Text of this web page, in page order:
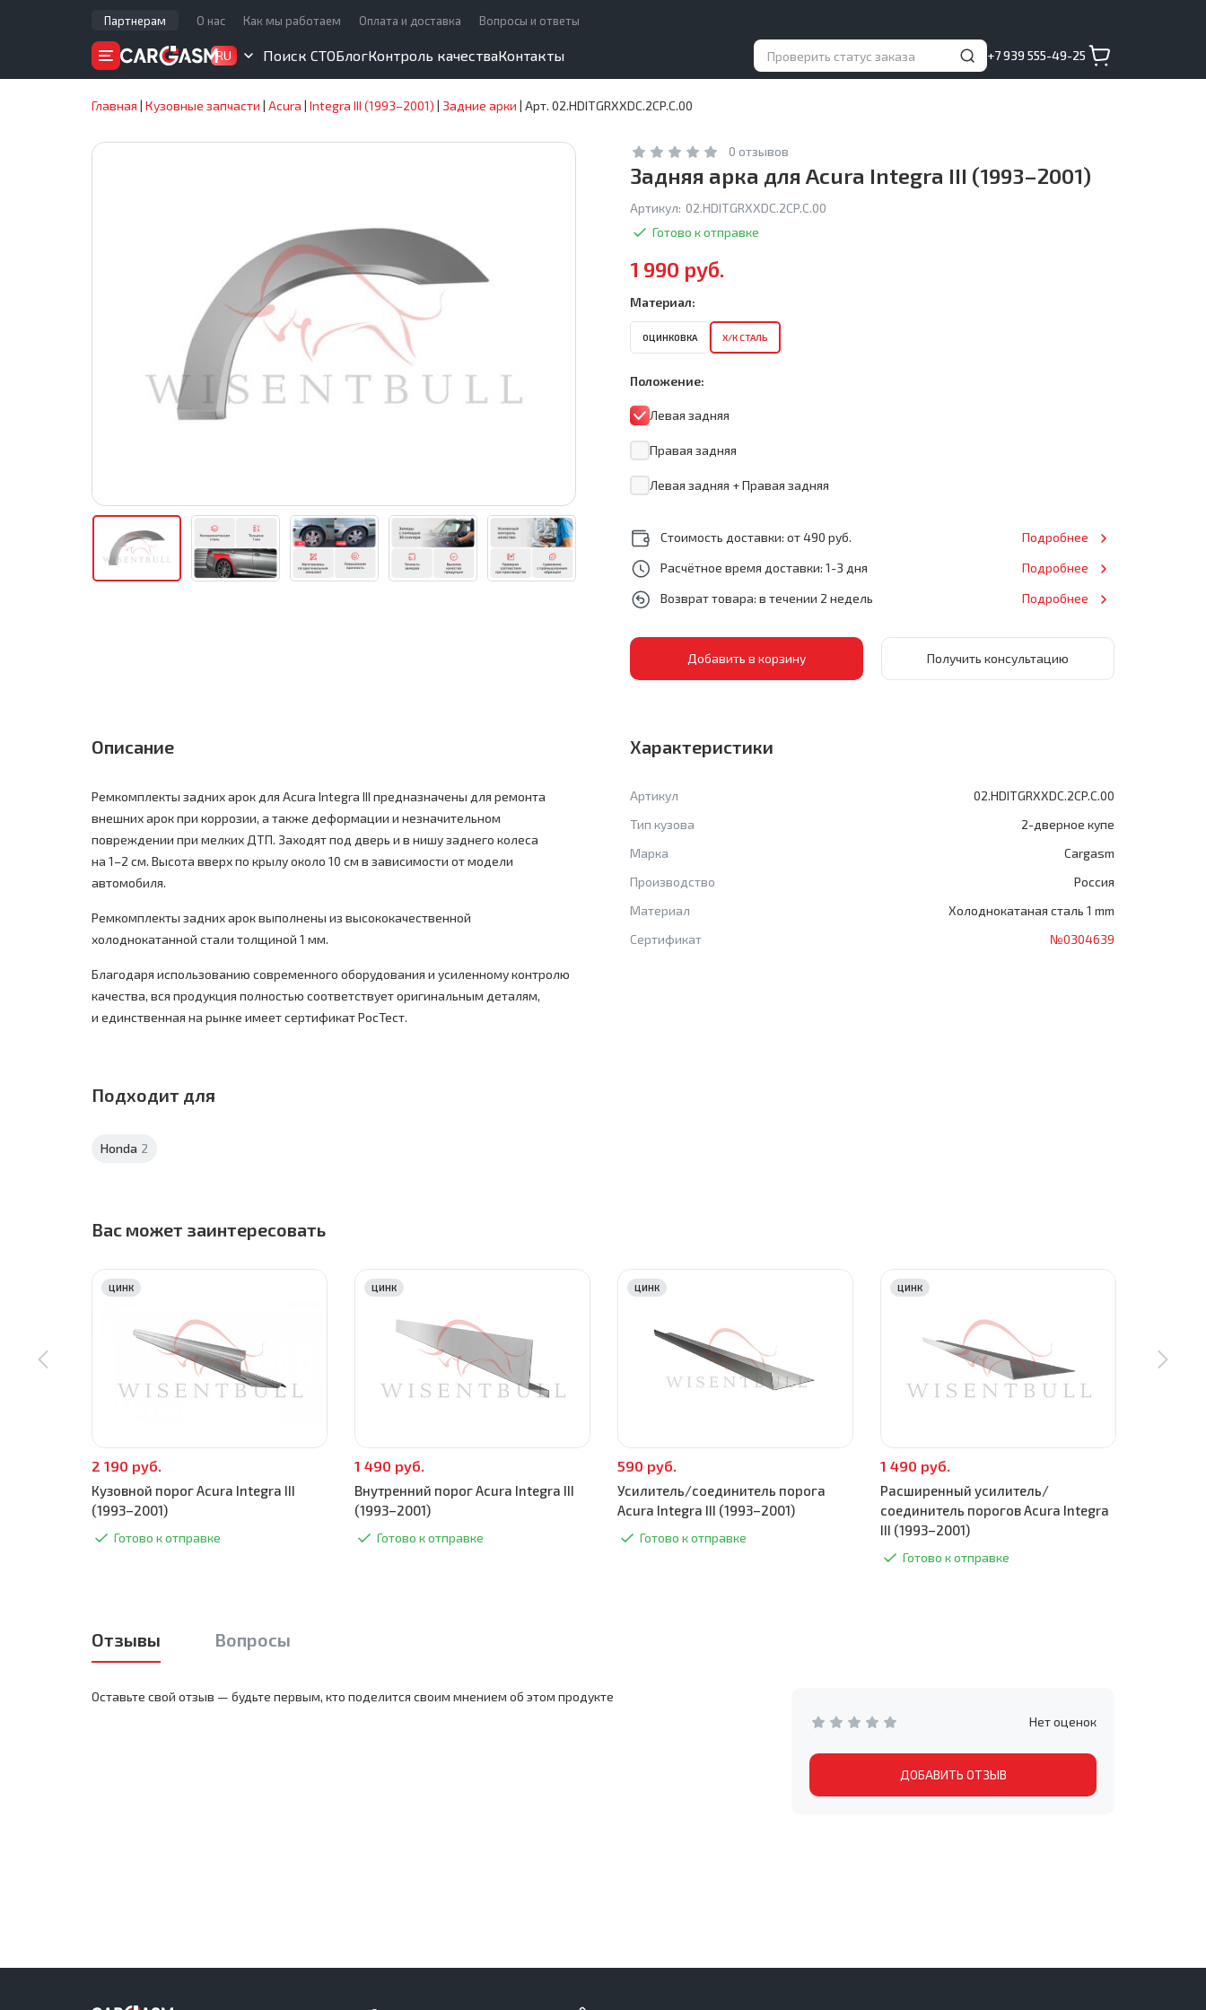
Партнерам О нас Как мы работаем Оплата и доставка Вопросы и ответы
RU Поиск СТОБлогКонтроль качестваКонтакты +7 939 555-49-25
Главная | Кузовные запчасти | Acura | Integra III (1993–2001) | Задние арки | Арт. 02.HDITGRXXDC.2CP.C.00
0 отзывов
Задняя арка для Acura Integra III (1993–2001)
Артикул: 02.HDITGRXXDC.2CP.C.00
Готово к отправке
1 990 руб.
Материал:
ОЦИНКОВКА Х/К СТАЛЬ
Положение:
Левая задняя
Правая задняя
Левая задняя + Правая задняя
Стоимость доставки: от 490 руб.
Подробнее
Расчётное время доставки: 1-3 дня
Подробнее
Возврат товара: в течении 2 недель
Подробнее
Получить консультацию
Описание
Ремкомплекты задних арок для Acura Integra III предназначены для ремонта
внешних арок при коррозии, а также деформации и незначительном
повреждении при мелких ДТП. Заходят под дверь и в нишу заднего колеса
на 1–2 см. Высота вверх по крылу около 10 см в зависимости от модели
автомобиля.
Ремкомплекты задних арок выполнены из высококачественной
холоднокатанной стали толщиной 1 мм.
Благодаря использованию современного оборудования и усиленному контролю
качества, вся продукция полностью соответствует оригинальным деталям,
и единственная на рынке имеет сертификат РосТест.
Характеристики
Артикул
02.HDITGRXXDC.2CP.C.00
Тип кузова
2-дверное купе
Марка
Cargasm
Производство
Россия
Материал
Холоднокатаная сталь 1 mm
Сертификат
№0304639
Подходит для
Honda 2
Вас может заинтересовать
2 190 руб.
Кузовной порог Acura Integra III
(1993–2001)
Готово к отправке
ЦИНК
1 490 руб.
Внутренний порог Acura Integra III
(1993–2001)
Готово к отправке
ЦИНК
590 руб.
Усилитель/соединитель порога
Acura Integra III (1993–2001)
Готово к отправке
ЦИНК
1 490 руб.
Расширенный усилитель/
соединитель порогов Acura Integra
III (1993–2001)
Готово к отправке
ЦИНК
Отзывы Вопросы
Нет оценок
ДОБАВИТЬ ОТЗЫВ
Оставьте свой отзыв — будьте первым, кто поделится своим мнением об этом продукте